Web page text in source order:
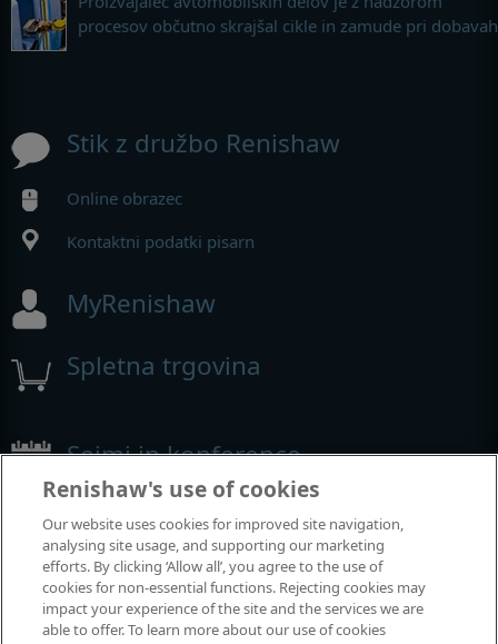
procesov občutno skrajšal cikle in zamude pri dobavah
Stik z družbo Renishaw
Online obrazec
Kontaktni podatki pisarn
MyRenishaw
Spletna trgovina
Sejmi in konference
Renishaw's use of cookies
Our website uses cookies for improved site navigation,
analysing site usage, and supporting our marketing
efforts. By clicking ‘Allow all’, you agree to the use of
cookies for non-essential functions. Rejecting cookies may
impact your experience of the site and the services we are
able to offer. To learn more about our use of cookies